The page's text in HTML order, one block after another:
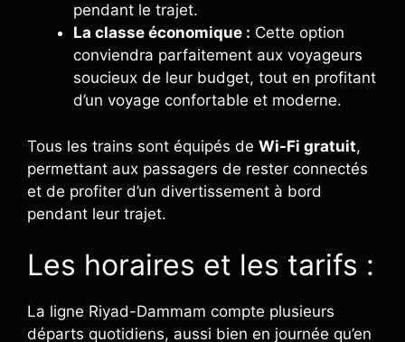
pendant le trajet.
La classe économique : Cette option
conviendra parfaitement aux voyageurs
soucieux de leur budget, tout en profitant
d’un voyage confortable et moderne.
Tous les trains sont équipés de Wi-Fi gratuit,
permettant aux passagers de rester connectés
et de profiter d’un divertissement à bord
pendant leur trajet.
Les horaires et les tarifs :
La ligne Riyad-Dammam compte plusieurs
départs quotidiens, aussi bien en journée qu’en